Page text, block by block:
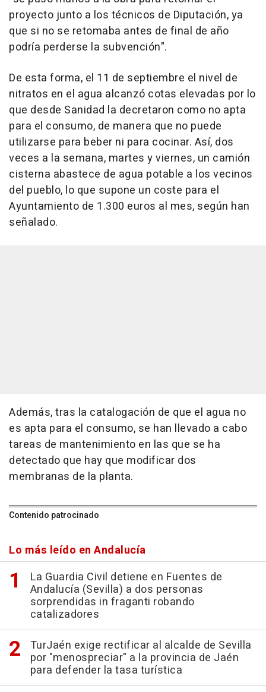
proyecto junto a los técnicos de Diputación, ya
que si no se retomaba antes de final de año
podría perderse la subvención".
De esta forma, el 11 de septiembre el nivel de
nitratos en el agua alcanzó cotas elevadas por lo
que desde Sanidad la decretaron como no apta
para el consumo, de manera que no puede
utilizarse para beber ni para cocinar. Así, dos
veces a la semana, martes y viernes, un camión
cisterna abastece de agua potable a los vecinos
del pueblo, lo que supone un coste para el
Ayuntamiento de 1.300 euros al mes, según han
señalado.
Además, tras la catalogación de que el agua no
es apta para el consumo, se han llevado a cabo
tareas de mantenimiento en las que se ha
detectado que hay que modificar dos
membranas de la planta.
Contenido patrocinado
Lo más leído en Andalucía
La Guardia Civil detiene en Fuentes de
Andalucía (Sevilla) a dos personas
sorprendidas in fraganti robando
catalizadores
TurJaén exige rectificar al alcalde de Sevilla
por "menospreciar" a la provincia de Jaén
para defender la tasa turística